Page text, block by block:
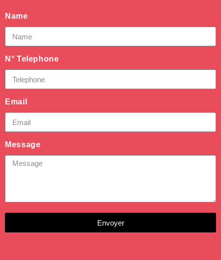
Name
N° Telephone
Email
Message
Envoyer